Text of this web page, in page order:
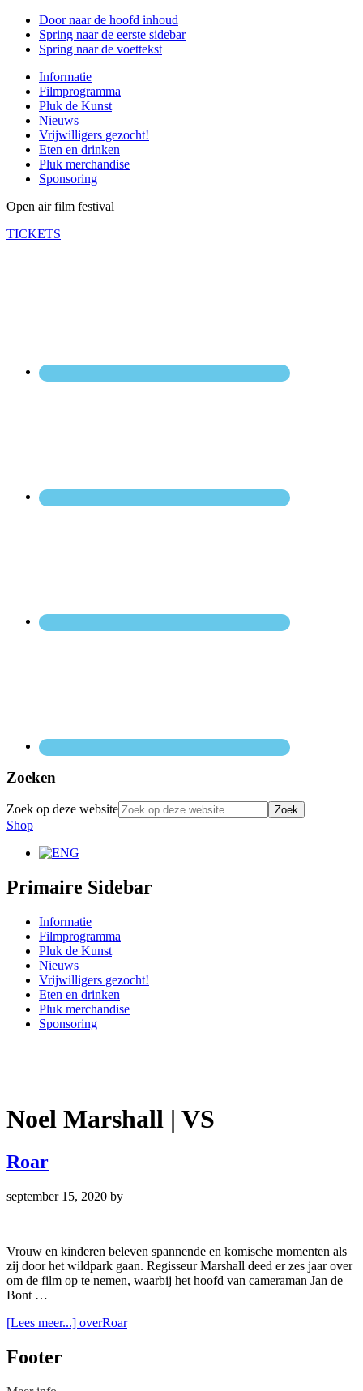
Door naar de hoofd inhoud
Spring naar de eerste sidebar
Spring naar de voettekst
Informatie
Filmprogramma
Pluk de Kunst
Nieuws
Vrijwilligers gezocht!
Eten en drinken
Pluk merchandise
Sponsoring
Open air film festival
TICKETS
Zoeken
Zoek op deze website
Shop
Primaire Sidebar
Informatie
Filmprogramma
Pluk de Kunst
Nieuws
Vrijwilligers gezocht!
Eten en drinken
Pluk merchandise
Sponsoring
Noel Marshall | VS
Roar
september 15, 2020 by
Vrouw en kinderen beleven spannende en komische momenten als
zij door het wildpark gaan. Regisseur Marshall deed er zes jaar over
om de film op te nemen, waarbij het hoofd van cameraman Jan de
Bont …
[Lees meer...] overRoar
Footer